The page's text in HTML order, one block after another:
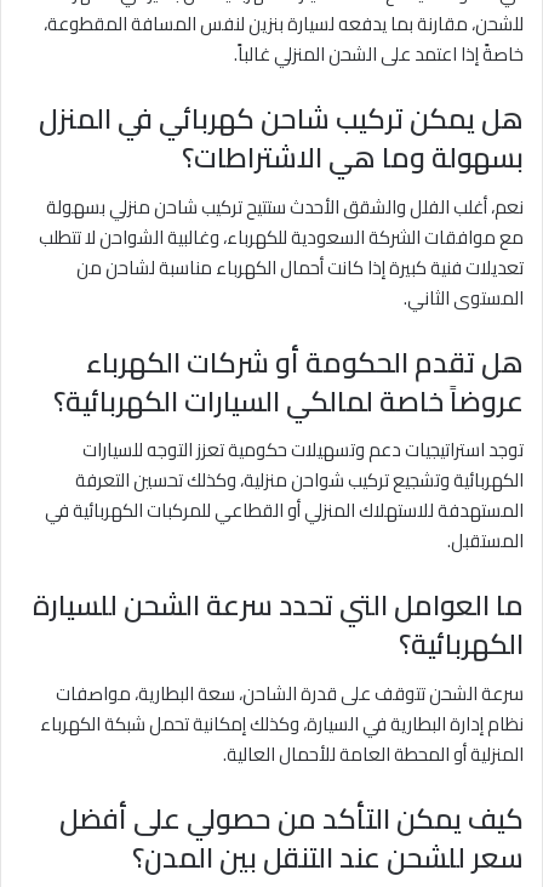
للشحن، مقارنة بما يدفعه لسيارة بنزين لنفس المسافة المقطوعة،
خاصةً إذا اعتمد على الشحن المنزلي غالباً.
هل يمكن تركيب شاحن كهربائي في المنزل
بسهولة وما هي الاشتراطات؟
نعم، أغلب الفلل والشقق الأحدث ستتيح تركيب شاحن منزلي بسهولة
مع موافقات الشركة السعودية للكهرباء، وغالبية الشواحن لا تتطلب
تعديلات فنية كبيرة إذا كانت أحمال الكهرباء مناسبة لشاحن من
المستوى الثاني.
هل تقدم الحكومة أو شركات الكهرباء
عروضاً خاصة لمالكي السيارات الكهربائية؟
توجد استراتيجيات دعم وتسهيلات حكومية تعزز التوجه للسيارات
الكهربائية وتشجيع تركيب شواحن منزلية، وكذلك تحسين التعرفة
المستهدفة للاستهلاك المنزلي أو القطاعي للمركبات الكهربائية في
المستقبل.
ما العوامل التي تحدد سرعة الشحن للسيارة
الكهربائية؟
سرعة الشحن تتوقف على قدرة الشاحن، سعة البطارية، مواصفات
نظام إدارة البطارية في السيارة، وكذلك إمكانية تحمل شبكة الكهرباء
المنزلية أو المحطة العامة للأحمال العالية.
كيف يمكن التأكد من حصولي على أفضل
سعر للشحن عند التنقل بين المدن؟